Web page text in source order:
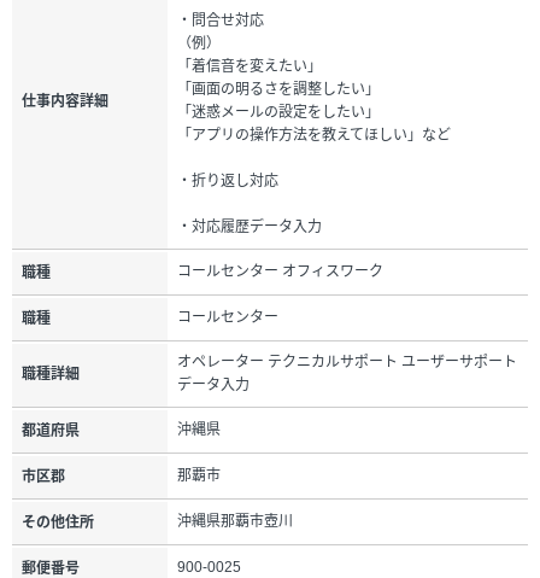
仕事内容詳細
・問合せ対応
（例）
「着信音を変えたい」
「画面の明るさを調整したい」
「迷惑メールの設定をしたい」
「アプリの操作方法を教えてほしい」など
・折り返し対応
・対応履歴データ入力
職種 コールセンター オフィスワーク
職種 コールセンター
職種詳細
オペレーター テクニカルサポート ユーザーサポート
データ入力
都道府県 沖縄県
市区郡 那覇市
その他住所 沖縄県那覇市壺川
郵便番号 900-0025